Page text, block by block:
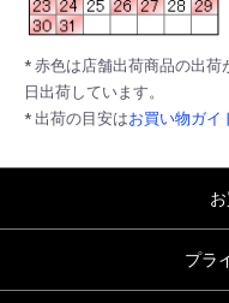
* 赤色は店舗出荷商品の出荷
日出荷しています。
* 出荷の目安はお買い物ガイ
プラ